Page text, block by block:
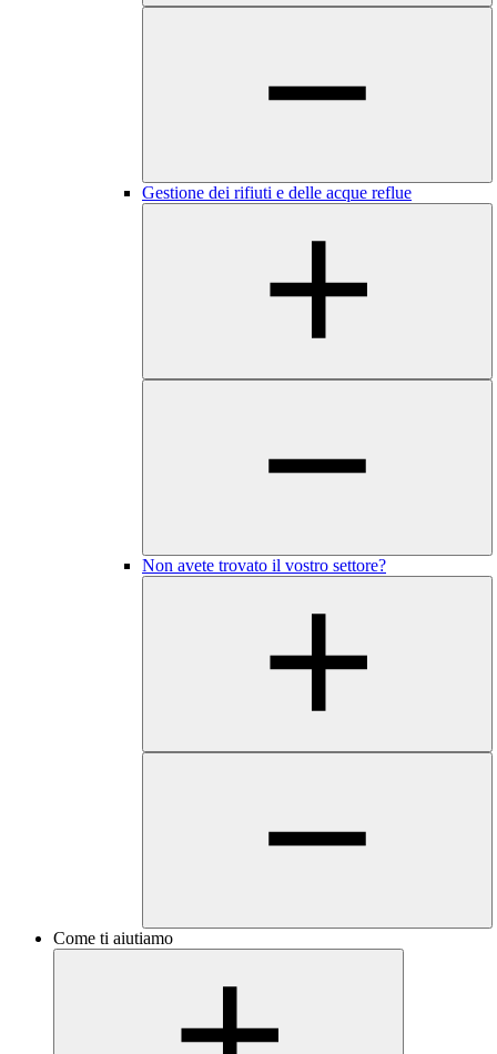
Gestione dei rifiuti e delle acque reflue
Non avete trovato il vostro settore?
Come ti aiutiamo